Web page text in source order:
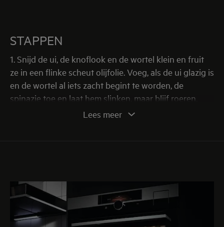
STAPPEN
1. Snijd de ui, de knoflook en de wortel klein en fruit
ze in een flinke scheut olijfolie. Voeg, als de ui glazig is
en de wortel al iets zacht begint te worden, de
spinazie toe en laat hem slinken, maar blijf roeren.
2. Kook ondertussen flinke hoeveelheid water met
4. Voeg nu de langzaam de melk toe terwijl je steeds
blijft roeren, stop met melk toevoegen als je de juiste
Lees meer